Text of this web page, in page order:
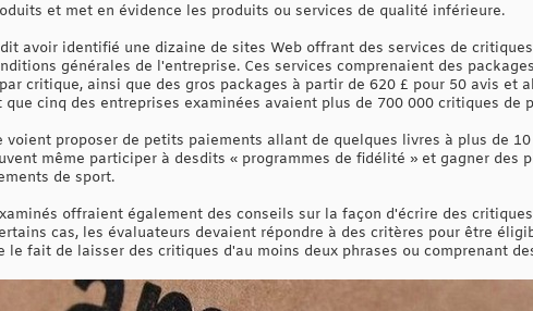
et met en évidence les produits ou services de qualité inférieure.
avoir identifié une dizaine de sites Web offrant des services de
générales de l'entreprise. Ces services comprenaient des
critique, ainsi que des gros packages à partir de 620 £ pour 50 avis et
que cinq des entreprises examinées avaient plus de 700 000 critiques de
voient proposer de petits paiements allant de quelques livres à plus de
même participer à desdits « programmes de fidélité » et gagner des
de sport.
offraient également des conseils sur la façon d'écrire des
cas, les évaluateurs devaient répondre à des critères pour être
fait de laisser des critiques d'au moins deux phrases ou comprenant